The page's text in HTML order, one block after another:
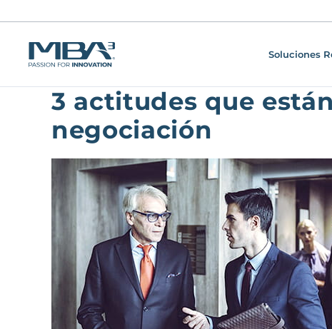
Soluciones
3 actitudes que
negociación